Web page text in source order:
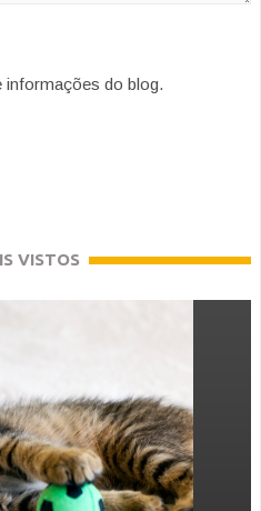
informações do blog.
VISTOS